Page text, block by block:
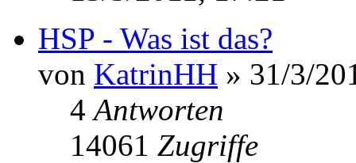
HSP - Was ist das?
von KatrinHH » 31/3/
4Antworten
14061 Zugriffe